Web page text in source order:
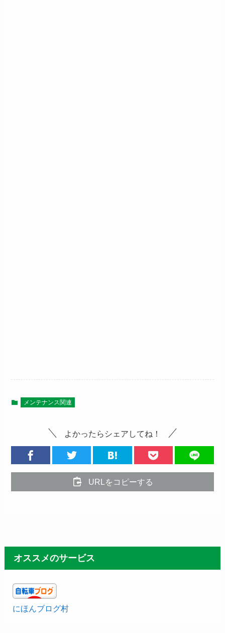
メンテナンス関連
よかったらシェアしてね！
URLをコピーする
オススメのサービス
にほんブログ村